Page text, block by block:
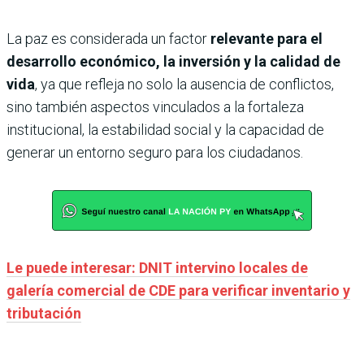
La paz es considerada un factor relevante para el
desarrollo económico, la inversión y la calidad de
vida, ya que refleja no solo la ausencia de conflictos,
sino también aspectos vinculados a la fortaleza
institucional, la estabilidad social y la capacidad de
generar un entorno seguro para los ciudadanos.
Le puede interesar: DNIT intervino locales de
galería comercial de CDE para verificar inventario y
tributación